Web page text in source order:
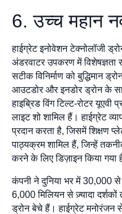
6. उच्च महान
हाईग्रेट इनोवेशन टेक्नोलॉजी
अंडरवाटर उपकरण में
सटीक विनिर्माण को बुद्धिमान
आउटडोर और इनडोर ड्रोन के
हाइब्रिड विंग टिल्ट-रोटर यूएवी
लाइट शो शामिल हैं। हाईग्रेट
प्रदान करता है, जिसमें शिक्षण
पाठ्यक्रम शामिल हैं, जिन्हें
करने के लिए डिज़ाइन किया गया
कंपनी ने दुनिया भर में 30,000 से
6,000 मिलियन से ज़्यादा
ड्रोन बेचे हैं। हाईग्रेट